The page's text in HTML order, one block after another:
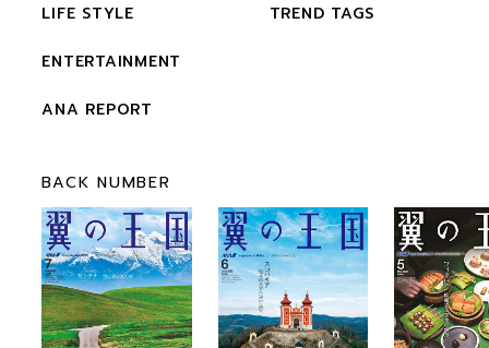
LIFE STYLE
ENTERTAINMENT
ANA REPORT
TREND TAGS
BACK NUMBER